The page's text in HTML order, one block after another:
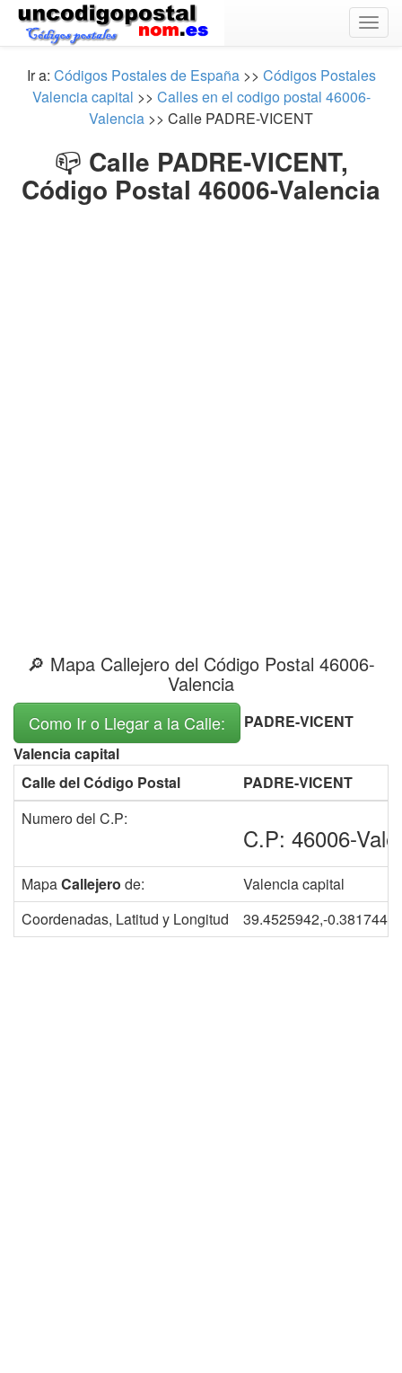
Ir a: Códigos Postales de España>> Códigos Postales
Valencia capital >> Calles en el codigo postal 46006-
Valencia >> Calle PADRE-VICENT
📪 Calle PADRE-VICENT,
Código Postal 46006-Valencia
🔎 Mapa Callejero del Código Postal 46006-
Valencia
Como Ir o Llegar a la Calle:
PADRE-VICENT
Valencia capital
Calle del Código Postal
PADRE-VICENT
Numero del C.P:
C.P: 46006-
MapaCallejero de:
Valencia capital
Coordenadas, Latitud y Longitud
39.4525942,-0.3817448